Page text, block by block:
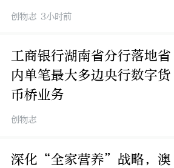
创物志 3小时前
工商银行湖南省分行落地省
内单笔最大多边央行数字货
币桥业务
创物志
深化“全家营养”战略，澳